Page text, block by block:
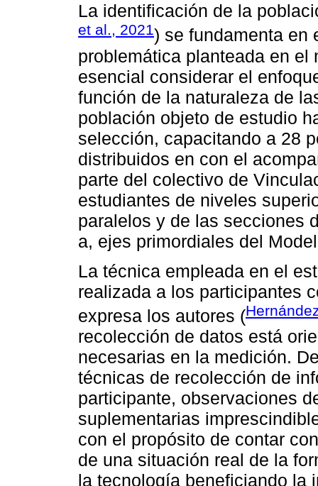
La identificación de la
et al., 2021) se fundamenta en
problemática planteada en
esencial considerar el
función de la naturaleza de
población objeto de estudio
selección, capacitando a 28
distribuidos en con el
parte del colectivo de
estudiantes de niveles
paralelos y de las secciones
a, ejes primordiales del
La técnica empleada en el
realizada a los participantes
expresa los autores (
recolección de datos está
necesarias en la medición.
técnicas de recolección de
participante, observaciones
suplementarias
con el propósito de contar
de una situación real de la
la tecnología beneficiando la